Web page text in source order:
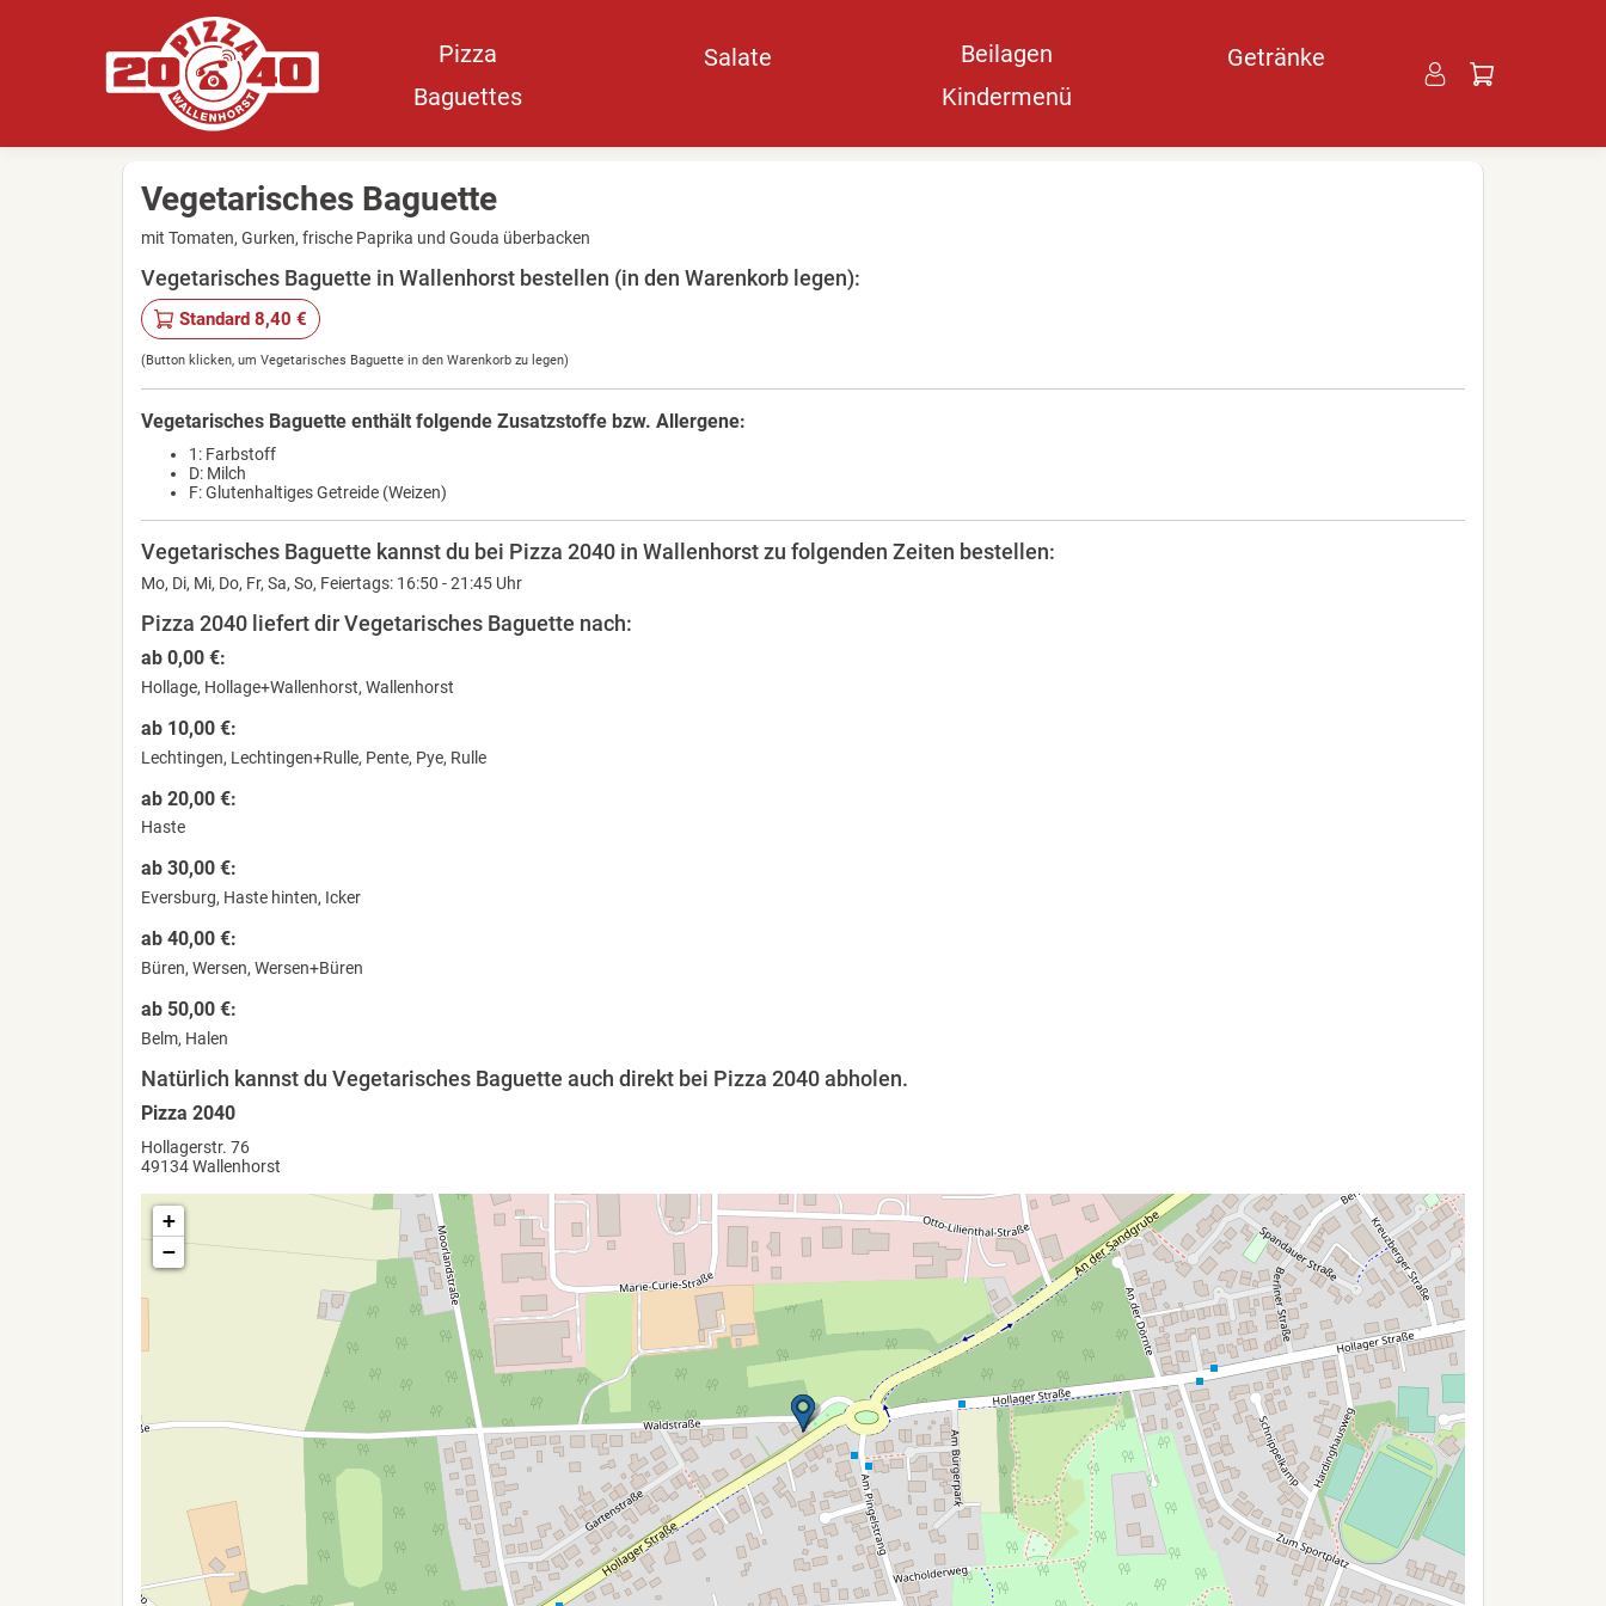
Pizza
Baguettes
Salate
Beilagen
Kindermenü
Getränke
Vegetarisches Baguette
mit Tomaten, Gurken, frische Paprika und Gouda überbacken
Vegetarisches Baguette in Wallenhorst bestellen (in den Warenkorb legen):
Standard 8,40 €
(Button klicken, um Vegetarisches Baguette in den Warenkorb zu legen)
Vegetarisches Baguette enthält folgende Zusatzstoffe bzw. Allergene:
1: Farbstoff
D: Milch
F: Glutenhaltiges Getreide (Weizen)
Vegetarisches Baguette kannst du bei Pizza 2040 in Wallenhorst zu folgenden Zeiten bestellen:
Mo, Di, Mi, Do, Fr, Sa, So, Feiertags: 16:50 - 21:45 Uhr
Pizza 2040 liefert dir Vegetarisches Baguette nach:
ab 0,00 €:
Hollage, Hollage+Wallenhorst, Wallenhorst
ab 10,00 €:
Lechtingen, Lechtingen+Rulle, Pente, Pye, Rulle
ab 20,00 €:
Haste
ab 30,00 €:
Eversburg, Haste hinten, Icker
ab 40,00 €:
Büren, Wersen, Wersen+Büren
ab 50,00 €:
Belm, Halen
Natürlich kannst du Vegetarisches Baguette auch direkt bei Pizza 2040 abholen.
Pizza 2040
Hollagerstr. 76
49134 Wallenhorst
+
−